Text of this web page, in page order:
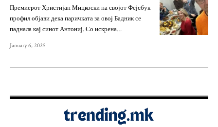
Премиерот Христијан Мицкоски на својот Фејсбук
профил објави дека паричката за овој Бадник се
паднала кај синот Антониј. Со искрена…
January 6, 2025